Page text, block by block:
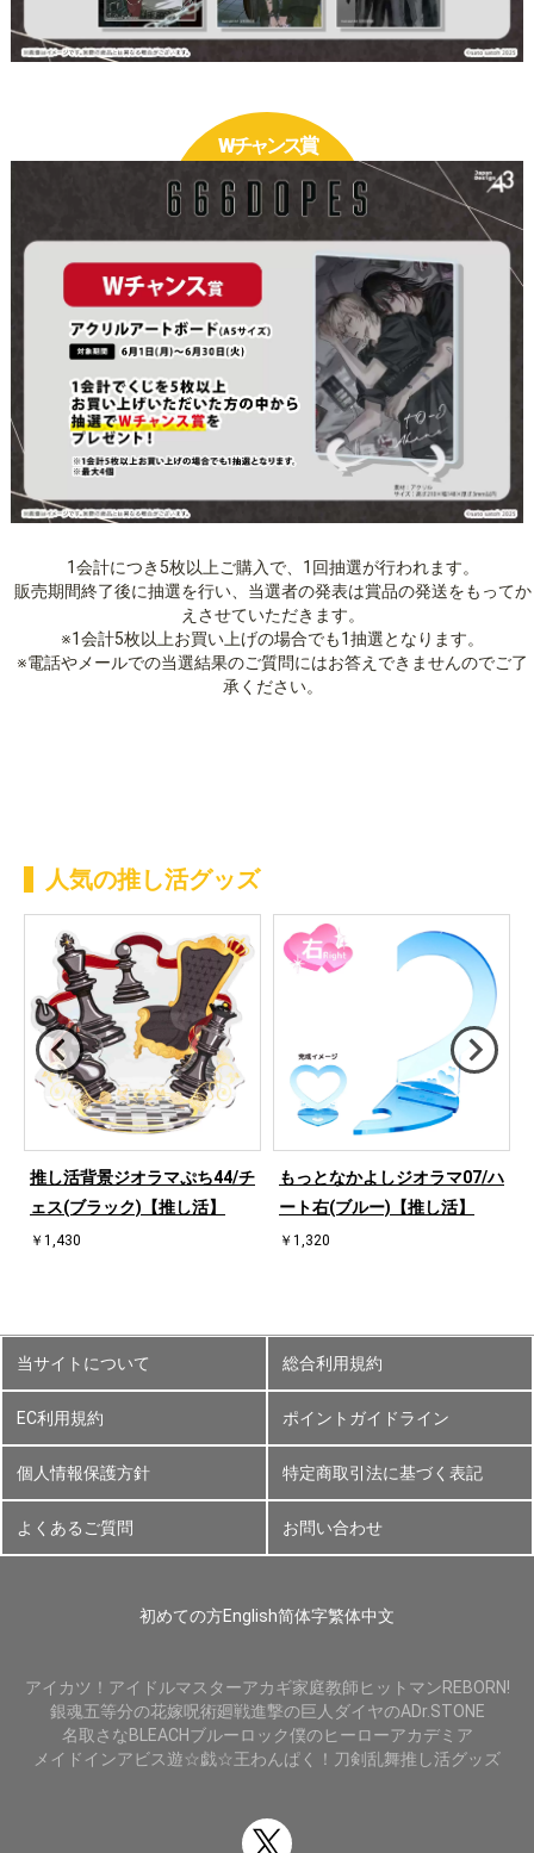
人気の推し活グッズ
推し活背景ジオラマぷち44/チ
ェス(ブラック)【推し活】
￥1,430
もっとなかよしジオラマ07/ハ
ート右(ブルー)【推し活】
￥1,320
当サイトについて 総合利用規約
EC利用規約 ポイントガイドライン
個人情報保護方針 特定商取引法に基づく表記
よくあるご質問 お問い合わせ
初めての方English简体字繁体中文
アイカツ！ アイドルマスターアカギ家庭教師ヒットマンREBORN!
銀魂五等分の花嫁呪術廻戦進撃の巨人 ダイヤのADr.STONE
名取さなBLEACHブルーロック僕のヒーローアカデミア
メイドインアビス遊☆戯☆王わんぱく！刀剣乱舞推し活グッズ